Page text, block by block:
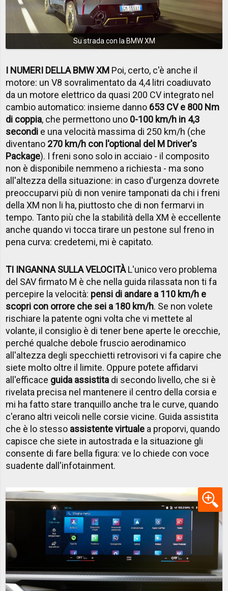
Su strada con la BMW XM
I NUMERI DELLA BMW XM Poi, certo, c'è anche il
motore: un V8 sovralimentato da 4,4 litri coadiuvato
da un motore elettrico da quasi 200 CV integrato nel
cambio automatico: insieme danno 653 CV e 800 Nm
di coppia, che permettono uno 0-100 km/h in 4,3
secondi e una velocità massima di 250 km/h (che
diventano 270 km/h con l'optional del M Driver's
Package). I freni sono solo in acciaio - il composito
non è disponibile nemmeno a richiesta - ma sono
all'altezza della situazione: in caso d'urgenza dovrete
preoccuparvi più di non venire tamponati da chi i freni
della XM non li ha, piuttosto che di non fermarvi in
tempo. Tanto più che la stabilità della XM è eccellente
anche quando vi tocca tirare un pestone sul freno in
pena curva: credetemi, mi è capitato.
TI INGANNA SULLA VELOCITÀL'unico vero problema
del SAV firmato M è che nella guida rilassata non ti fa
percepire la velocità: pensi di andare a 110 km/h e
scopri con orrore che sei a 180 km/h. Se non volete
rischiare la patente ogni volta che vi mettete al
volante, il consiglio è di tener bene aperte le orecchie,
perché qualche debole fruscio aerodinamico
all'altezza degli specchietti retrovisori vi fa capire che
siete molto oltre il limite. Oppure potete affidarvi
all'efficace guida assistita di secondo livello, che si è
rivelata precisa nel mantenere il centro della corsia e
mi ha fatto stare tranquillo anche tra le curve, quando
c'erano altri veicoli nelle corsie vicine. Guida assistita
che è lo stesso assistente virtuale a proporvi, quando
capisce che siete in autostrada e la situazione gli
consente di fare bella figura: ve lo chiede con voce
suadente dall'infotainment.